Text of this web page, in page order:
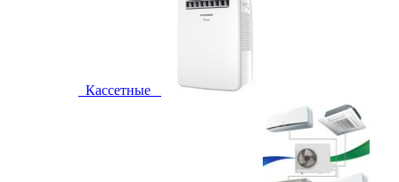
Кассетные